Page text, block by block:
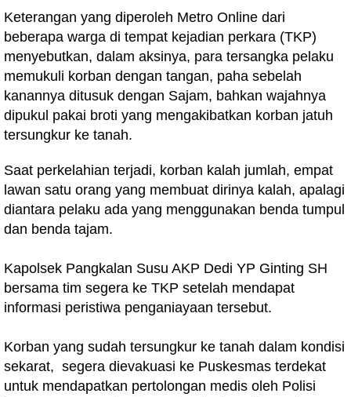
Keterangan yang diperoleh Metro Online dari
beberapa warga di tempat kejadian perkara (TKP)
menyebutkan, dalam aksinya, para tersangka pelaku
memukuli korban dengan tangan, paha sebelah
kanannya ditusuk dengan Sajam, bahkan wajahnya
dipukul pakai broti yang mengakibatkan korban jatuh
tersungkur ke tanah.
Saat perkelahian terjadi, korban kalah jumlah, empat
lawan satu orang yang membuat dirinya kalah, apalagi
diantara pelaku ada yang menggunakan benda tumpul
dan benda tajam.
Kapolsek Pangkalan Susu AKP Dedi YP Ginting SH
bersama tim segera ke TKP setelah mendapat
informasi peristiwa penganiayaan tersebut.
Korban yang sudah tersungkur ke tanah dalam kondisi
sekarat, segera dievakuasi ke Puskesmas terdekat
untuk mendapatkan pertolongan medis oleh Polisi